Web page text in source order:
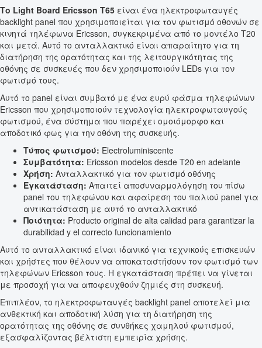
Το Light Board Ericsson T65 είναι ένα ηλεκτροφωταυγές
backlight panel που χρησιμοποιείται για τον φωτισμό οθονών σε
κινητά τηλέφωνα Ericsson, συγκεκριμένα από το μοντέλο T20
και μετά. Αυτό το ανταλλακτικό είναι απαραίτητο για τη
διατήρηση της ορατότητας και της λειτουργικότητας της
οθόνης σε συσκευές που δεν χρησιμοποιούν LEDs για τον
φωτισμό τους.
Αυτό το panel είναι συμβατό με ένα ευρύ φάσμα τηλεφώνων
Ericsson που χρησιμοποιούν τεχνολογία ηλεκτροφωταυγούς
φωτισμού, ένα σύστημα που παρέχει ομοιόμορφο και
αποδοτικό φως για την οθόνη της συσκευής.
Τύπος φωτισμού: Electroluminiscente
Συμβατότητα: Ericsson modelos desde T20 en adelante
Χρήση: Ανταλλακτικό για τον φωτισμό οθόνης
Εγκατάσταση: Απαιτεί αποσυναρμολόγηση του πίσω
panel του τηλεφώνου και αφαίρεση του παλιού panel για
αντικατάσταση με αυτό το ανταλλακτικό
Ποιότητα: Producto original de alta calidad para garantizar la
durabilidad y el correcto funcionamiento
Αυτό το ανταλλακτικό είναι ιδανικό για τεχνικούς επισκευών
και χρήστες που θέλουν να αποκαταστήσουν τον φωτισμό των
τηλεφώνων Ericsson τους. Η εγκατάσταση πρέπει να γίνεται
με προσοχή για να αποφευχθούν ζημιές στη συσκευή.
Επιπλέον, το ηλεκτροφωταυγές backlight panel αποτελεί μια
ανθεκτική και αποδοτική λύση για τη διατήρηση της
ορατότητας της οθόνης σε συνθήκες χαμηλού φωτισμού,
εξασφαλίζοντας βέλτιστη εμπειρία χρήσης.